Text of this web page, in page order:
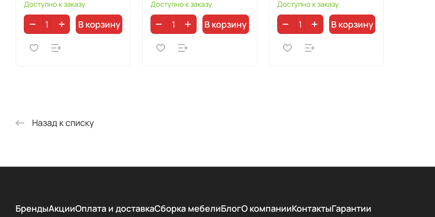
Доступно к заказу
В корзину
Доступно к заказу
В корзину
Доступно к заказу
В корзину
Назад к списку
БрендыАкцииОплата и доставкаСборка мебелиБлогО компанииКонтактыГарантии